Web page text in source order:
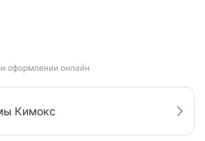
оформлении онлайн
Кимокс